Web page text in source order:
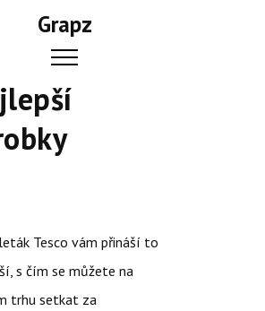
Grapz
Tesco vám přináší to
s čím se můžete na
trhu setkat za